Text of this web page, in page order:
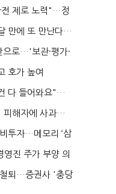
전 제로 노력"…정
만에 또 만난다…
으로…'보관·평가·
호가 높여
' 20...
다 들어와요"…
...
피해자에 사과…
투자…메모리 ‘삼
영진 주가 부양 의
퇴…증권사 '충당